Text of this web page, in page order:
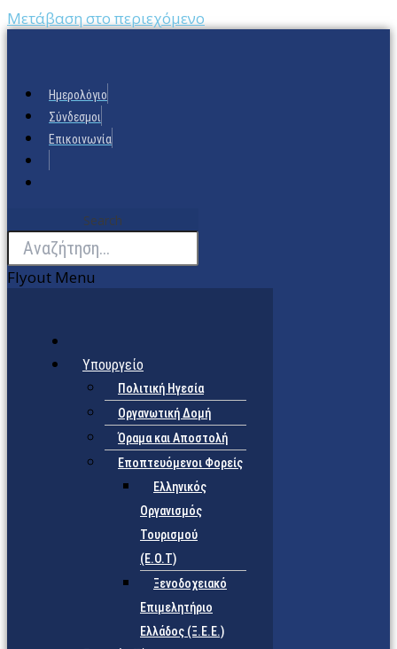
Μετάβαση στο περιεχόμενο
Ημερολόγιο
Σύνδεσμοι
Επικοινωνία
Search
Flyout Menu
Υπουργείο
Πολιτική Ηγεσία
Οργανωτική Δομή
Όραμα και Αποστολή
Εποπτευόμενοι Φορείς
Eλληνικός
Οργανισμός
Τουρισμού
(Ε.Ο.Τ)
Ξενοδοχειακό
Επιμελητήριο
Ελλάδος (Ξ.Ε.Ε.)